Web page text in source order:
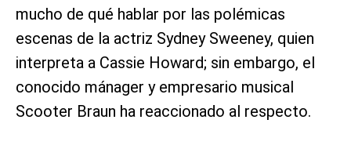
mucho de qué hablar por las polémicas
escenas de la actriz Sydney Sweeney, quien
interpreta a Cassie Howard; sin embargo, el
conocido mánager y empresario musical
Scooter Braun ha reaccionado al respecto.